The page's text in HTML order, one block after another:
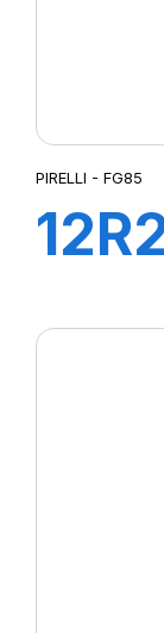
PIRELLI - FG85